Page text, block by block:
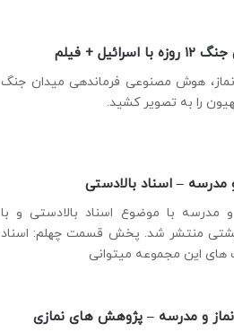
+ فیلم
هوش مصنوعی فرماندهی میدان جنگ
را به تصویر کشید.
– اسناد بالادستی
با موضوع اسناد بالادستی و با
منتشر شد. پخش قسمت چهلم: اسناد
این مجموعه میتوانی
و مدرسه – پژوهش های نمازی